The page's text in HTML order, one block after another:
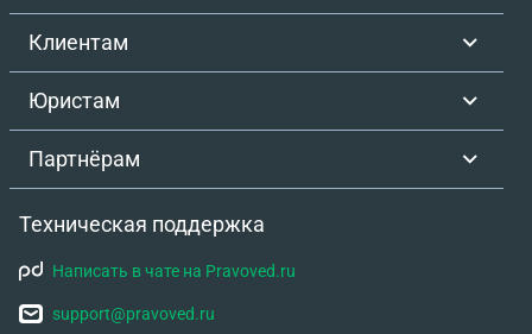
Клиентам
Юристам
Партнёрам
Техническая поддержка
Написать в чате на Pravoved.ru
support@pravoved.ru